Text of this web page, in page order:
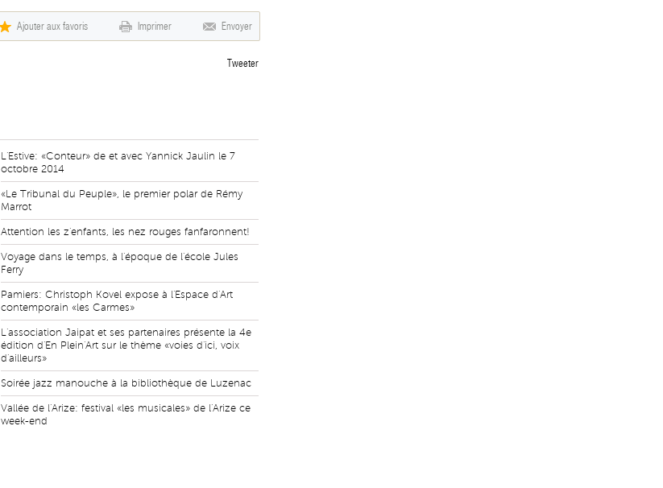
Ajouter aux favoris Imprimer Envoyer
Tweeter
L'Estive: «Conteur» de et avec Yannick Jaulin le 7
octobre 2014
«Le Tribunal du Peuple», le premier polar de Rémy
Marrot
Attention les z'enfants, les nez rouges fanfaronnent!
Voyage dans le temps, à l'époque de l'école Jules
Ferry
Pamiers: Christoph Kovel expose à l'Espace d'Art
contemporain «les Carmes»
L'association Jaipat et ses partenaires présente la 4e
édition d'En Plein'Art sur le thème «voies d'ici, voix
d'ailleurs»
Soirée jazz manouche à la bibliothèque de Luzenac
Vallée de l'Arize: festival «les musicales» de l'Arize ce
week-end